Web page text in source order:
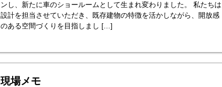
ンし、新たに車のショールームとして生まれ変わりました。 私たちは
設計を担当させていただき、既存建物の特徴を活かしながら、開放感
のある空間づくりを目指しまし […]
現場メモ